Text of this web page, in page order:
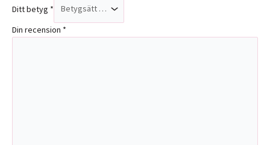
Ditt betyg *
Din recension *